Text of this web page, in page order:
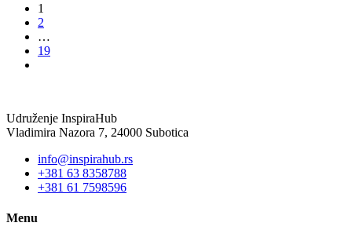
1
2
…
19
Udruženje InspiraHub
Vladimira Nazora 7, 24000 Subotica
info@inspirahub.rs
+381 63 8358788
+381 61 7598596
Menu